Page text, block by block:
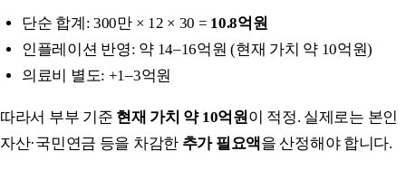
단순 합계: 300만 × 12 × 30 = 10.8억원
인플레이션 반영: 약 14–16억원 (현재 가치 약 10억원)
의료비 별도: +1–3억원
따라서 부부 기준 현재 가치 약 10억원 이 적정. 실제로는 본인
자산·국민연금 등을 차감한 추가 필요액을 산정해야 합니다.